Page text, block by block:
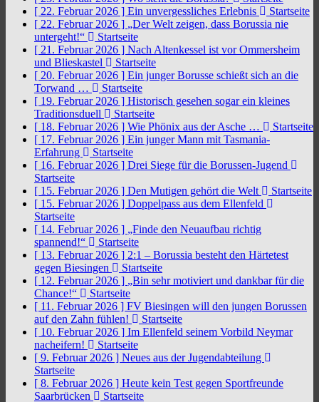
[ 22. Februar 2026 ] Ein unvergessliches Erlebnis
Startseite
[ 22. Februar 2026 ] „Der Welt zeigen, dass Borussia nie
untergeht!“
Startseite
[ 21. Februar 2026 ] Nach Altenkessel ist vor Ommersheim
und Blieskastel
Startseite
[ 20. Februar 2026 ] Ein junger Borusse schießt sich an die
Torwand …
Startseite
[ 19. Februar 2026 ] Historisch gesehen sogar ein kleines
Traditionsduell
Startseite
[ 18. Februar 2026 ] Wie Phönix aus der Asche …
Startseite
[ 17. Februar 2026 ] Ein junger Mann mit Tasmania-
Erfahrung
Startseite
[ 16. Februar 2026 ] Drei Siege für die Borussen-Jugend
Startseite
[ 15. Februar 2026 ] Den Mutigen gehört die Welt
Startseite
[ 15. Februar 2026 ] Doppelpass aus dem Ellenfeld
Startseite
[ 14. Februar 2026 ] „Finde den Neuaufbau richtig
spannend!“
Startseite
[ 13. Februar 2026 ] 2:1 – Borussia besteht den Härtetest
gegen Biesingen
Startseite
[ 12. Februar 2026 ] „Bin sehr motiviert und dankbar für die
Chance!“
Startseite
[ 11. Februar 2026 ] FV Biesingen will den jungen Borussen
auf den Zahn fühlen!
Startseite
[ 10. Februar 2026 ] Im Ellenfeld seinem Vorbild Neymar
nacheifern!
Startseite
[ 9. Februar 2026 ] Neues aus der Jugendabteilung
Startseite
[ 8. Februar 2026 ] Heute kein Test gegen Sportfreunde
Saarbrücken
Startseite